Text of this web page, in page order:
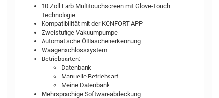
10 Zoll Farb Multitouchscreen mit Glove-Touch
Technologie
Kompatibilität mit der KONFORT-APP
Zweistufige Vakuumpumpe
Automatische Ölflaschenerkennung
Waagenschlosssystem
Betriebsarten:
Datenbank
Manuelle Betriebsart
Meine Datenbank
Mehrsprachige Softwareabdeckung